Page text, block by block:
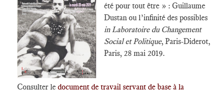
été pour tout être » : Guillaume
Dustan ou l’infinité des possibles
in Laboratoire du Changement
Social et Politique, Paris-Diderot,
Paris, 28 mai 2019.
Consulter le document de travail servant de base à la